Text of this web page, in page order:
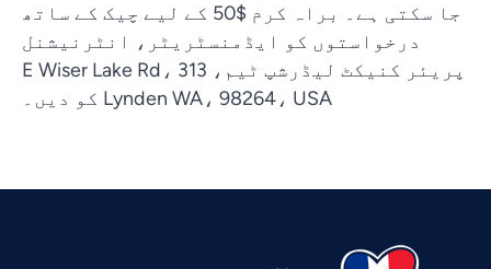
جا سکتی ہے۔ براہ کرم $50 کے لیے چیک کے ساتھ
درخواستوں کو ایڈمنسٹریٹر، انٹرنیشنل
پریئر کنیکٹ لیڈرشپ ٹیم، 313 E Wiser Lake Rd،
Lynden WA، 98264، USA کو دیں۔
Swahili
Vietnamese